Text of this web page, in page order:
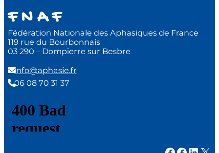
F N A F
Fédération Nationale des Aphasiques de France
119 rue du Bourbonnais
03 290 – Dompierre sur Besbre
info@aphasie.fr
06 08 70 31 37